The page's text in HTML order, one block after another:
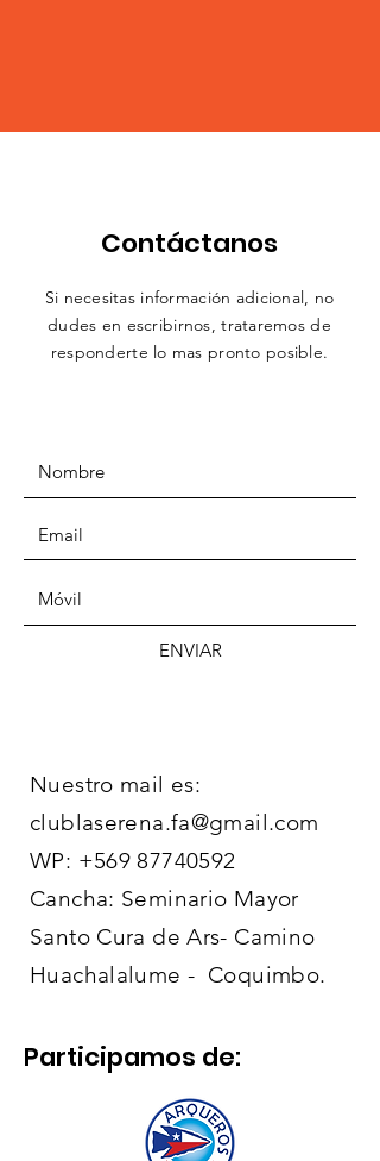
Contáctanos
Si necesitas información adicional, no
dudes en escribirnos,trataremos de
responderte lo mas pronto posible.
ENVIAR
Nuestro mail es:
clublaserena.fa@gmail.com
WP: +569 87740592
Cancha: Seminario Mayor
Santo Cura de Ars- Camino
Huachalalume - Coquimbo.
Participamos de: